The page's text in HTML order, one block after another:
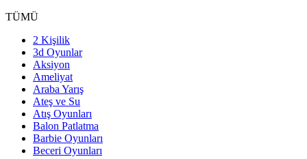
TÜMÜ
2 Kişilik
3d Oyunlar
Aksiyon
Ameliyat
Araba Yarış
Ateş ve Su
Atış Oyunları
Balon Patlatma
Barbie Oyunları
Beceri Oyunları